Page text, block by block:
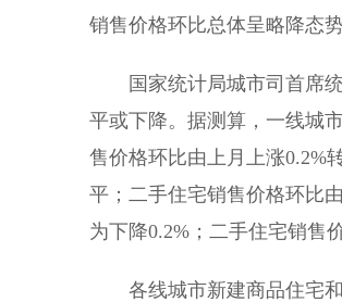
销售价格环比总体呈略降态
国家统计局城市司首席
平或下降。据测算，一线城
售价格环比由上月上涨0.2%
平；二手住宅销售价格环比
为下降0.2%；二手住宅销售
各线城市新建商品住宅